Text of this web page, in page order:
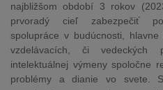
najbližšom období 3 rokov
prvoradý cieľ zabezpečiť
spolupráce v budúcnosti, hlavne
vzdelávacích, či vedeckých
intelektuálnej výmeny spoločne
problémy a dianie vo svete.